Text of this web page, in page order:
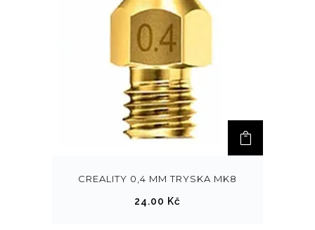
CREALITY 0,4 MM TRYSKA MK8
24.00 Kč